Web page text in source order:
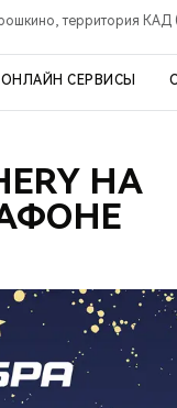
территория КАД
ОНЛАЙН СЕРВИСЫ
НА